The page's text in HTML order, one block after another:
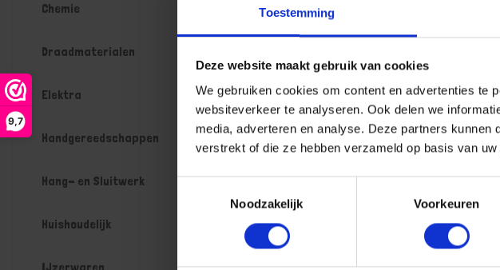
9,7
Toestemming
Deze website maakt gebruik van cookies
We gebruiken cookies om content en advertenties te
websiteverkeer te analyseren. Ook delen we
media, adverteren en analyse. Deze partners
verstrekt of die ze hebben verzameld op basis van
Noodzakelijk
Voorkeuren
Chemie
Draadmaterialen
Elektra
Handgereedschappen
Hang- en Sluitwerk
Huishoudelijk
GEBR. BODEGRAVEN Slotoog EV op
grondplaat 55X55MM 4MM
Niet op voorraad, levertijd 1 tot meerdere
werkdagen